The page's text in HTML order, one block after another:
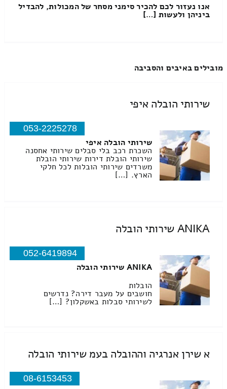
אנו נעזור לכם להכיר סימני מסחר של המכולות, להבדיל
ביניהן ולעשות […]
מובילים באיבים והסביבה
שירותי הובלה איפי
053-2225278
שירותי הובלה איפי
השכרת רכב בלי סבלים שירותי אחסנה
שירותי הובלת דירות שירותי הובלת
משרדים שירותי הובלות לכל חלקי
הארץ. […]
ANIKA שירותי הובלה
052-6419894
ANIKA שירותי הובלה
הובלות
חושבים על מעבר דירה? נדרשים
לשירותי סבלות באשקלון? […]
א שירן אנרגיה וההובלה בעמ שירותי הובלה
08-6153453